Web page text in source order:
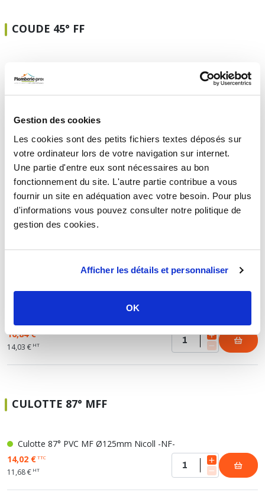
Gestion des cookies
Les cookies sont des petits fichiers textes déposés sur
votre ordinateur lors de votre navigation sur internet.
Une partie d'entre eux sont nécessaires au bon
fonctionnement du site. L'autre partie contribue a vous
fournir un site en adéquation avec votre besoin. Pour plus
d'informations vous pouvez consulter notre politique de
gestion des cookies.
Afficher les détails et personnaliser
OK
COUDE 45° FF
12,34 €TTC
10,28 €HT
COUDE 45° MF
Coude PVC 45° MF 125 Nicoll -NF-
11,42 € TTC
9,52 € HT
16,84 €
14,03 € HT
CULOTTE 87° MFF
Culotte 87° PVC MF Ø125mm Nicoll -NF-
14,02 €TTC
11,68 € HT